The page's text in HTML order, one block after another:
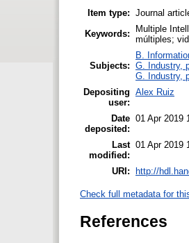
Item type: Journal
Keywords:
Multiple
múltiples;
Subjects:
B.
G. Industry,
G. Industry,
Depositing
user:
Alex Ruiz
Date
deposited:
01 Apr 2019
Last
modified:
01 Apr 2019
URI: http://
Check full metadata for
References